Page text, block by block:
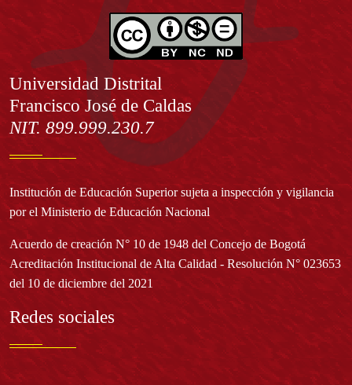
Información
Universidad Distrital
Francisco José de Caldas
NIT. 899.999.230.7
Institución de Educación Superior sujeta a inspección y vigilancia
por el Ministerio de Educación Nacional
Acuerdo de creación N° 10 de 1948 del Concejo de Bogotá
Acreditación Institucional de Alta Calidad - Resolución N° 023653
del 10 de diciembre del 2021
Redes sociales